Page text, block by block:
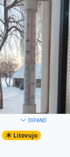
EXPAND
Litovujo